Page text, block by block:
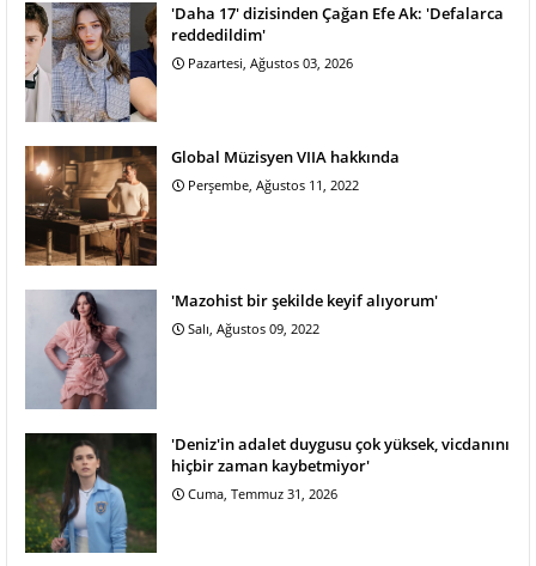
'Daha 17' dizisinden Çağan Efe Ak: 'Defalarca
reddedildim'
Pazartesi, Ağustos 03, 2026
Global Müzisyen VIIA hakkında
Perşembe, Ağustos 11, 2022
'Mazohist bir şekilde keyif alıyorum'
Salı, Ağustos 09, 2022
'Deniz'in adalet duygusu çok yüksek, vicdanını
hiçbir zaman kaybetmiyor'
Cuma, Temmuz 31, 2026